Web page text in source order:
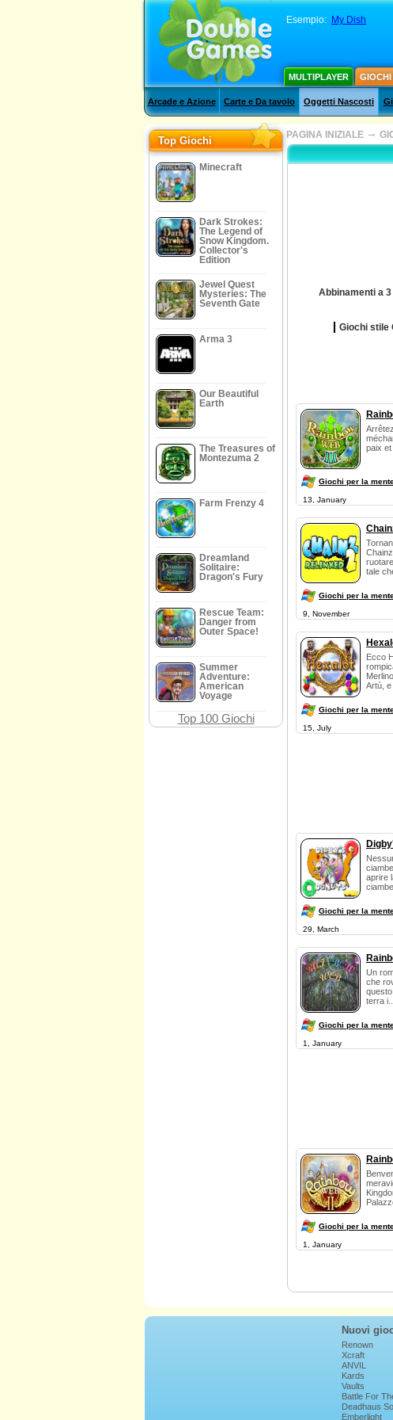
Esempio: My Dish
MULTIPLAYER GIOCHI
Arcade e Azione Carte e Da tavolo Oggetti Nascosti
Top Giochi
Minecraft
Dark Strokes:
The Legend of
Snow Kingdom.
Collector's
Edition
Jewel Quest
Mysteries: The
Seventh Gate
Arma 3
Our Beautiful
Earth
The Treasures of
Montezuma 2
Farm Frenzy 4
Dreamland
Solitaire:
Dragon's Fury
Rescue Team:
Danger from
Outer Space!
Summer
Adventure:
American
Voyage
Top 100 Giochi
PAGINA INIZIALE →
Abbinamenti a 3
Giochi stile
paix
Giochi per la
13, January
tale
Giochi per la
9, November
Ecco
Artù, e
Giochi per la
15, July
aprire
Giochi per la
29, March
Un
che
terra i...
Giochi per la
1, January
Giochi per la
1, January
Nuovi
Renown
Xcraft
ANVIL
Kards
Vaults
Battle For
Deadhaus
Emberlight